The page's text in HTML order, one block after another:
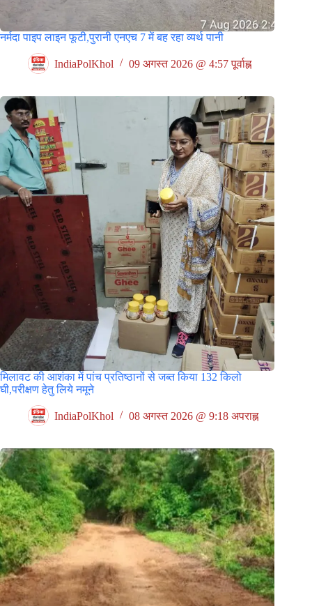
नर्मदा पाइप लाइन फूटी,पुरानी एनएच 7 में बह रहा व्यर्थ पानी
IndiaPolKhol 09 अगस्त 2026 @ 4:57 पूर्वाह्न
मिलावट की आशंका में पांच प्रतिष्ठानों से जब्त किया 132 किलो
घी,परीक्षण हेतु लिये नमूने
IndiaPolKhol 08 अगस्त 2026 @ 9:18 अपराह्न